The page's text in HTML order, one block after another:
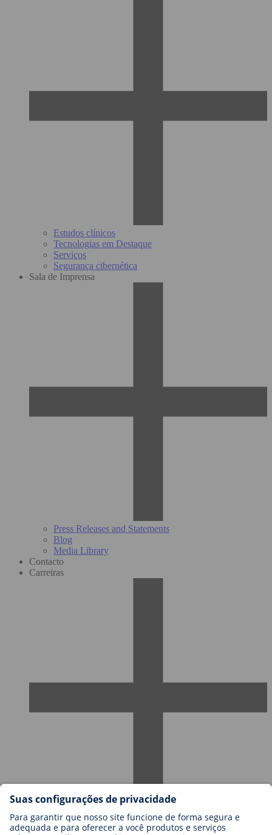
Estudos clínicos
Tecnologias em Destaque
Serviços
Segurança cibernética
Sala de Imprensa
Press Releases and Statements
Blog
Media Library
Contacto
Carreiras
Carreiras na BIOTRONIK